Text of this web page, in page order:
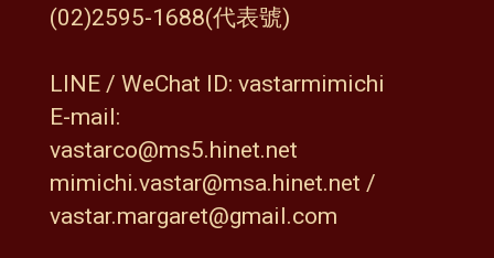
(02)2595-1688(代表號)
LINE / WeChat ID: vastarmimichi
E-mail:
vastarco@ms5.hinet.net
mimichi.vastar@msa.hinet.net /
vastar.margaret@gmail.com